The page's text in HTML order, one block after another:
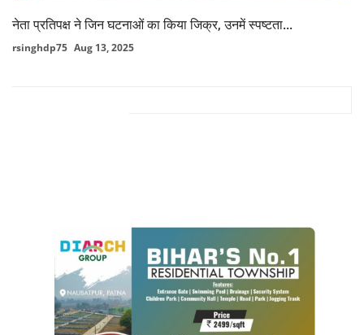
नेता प्रतिपक्ष ने जिन घटनाओं का किया जिक्र, उनमें स्पष्टता...
rsinghdp75 Aug 13, 2025